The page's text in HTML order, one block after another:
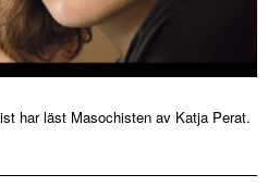
har läst Masochisten av Katja Perat.